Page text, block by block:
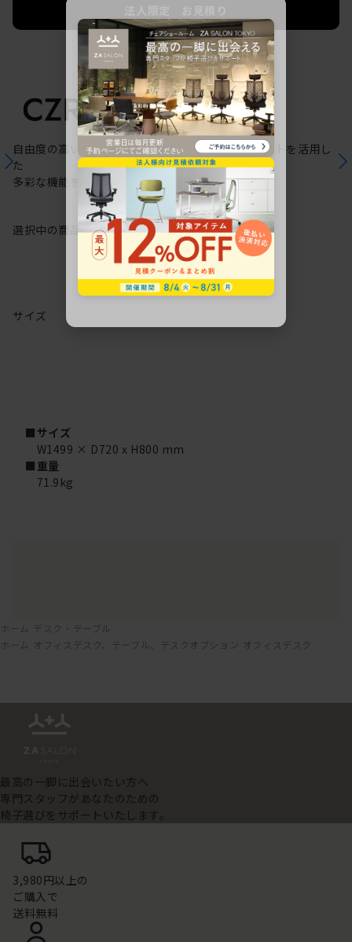
ご希望に応じて承ります。
自由度の高いケーブリング機能と配線ダクトスリットを活用し
た
多彩な機能を備えた次世代のスタンダードデスク
選択中の商品情報保証注意事項
サイズ
■サイズ
W1499 × D720 x H800 mm
■重量
71.9kg
ホーム デスク・テーブル
ホーム
オフィスデスク、テーブル、デスクオプション オフィスデスク
最高の一脚に出会いたい方へ
専門スタッフがあなたのための
椅子選びをサポートいたします。
3,980円以上の
ご購入で
送料無料